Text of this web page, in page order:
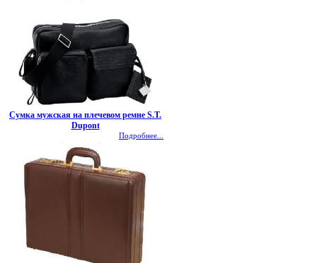
Сумка мужская на плечевом ремне S.T.
Dupont
Подробнее...